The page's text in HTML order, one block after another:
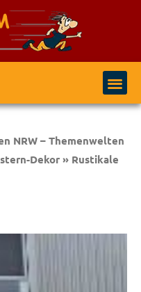
NRW – Themenwelten
Dekor » Rustikale